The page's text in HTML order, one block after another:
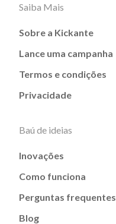
Saiba Mais
Sobre a Kickante
Lance uma campanha
Termos e condições
Privacidade
Baú de ideias
Inovações
Como funciona
Perguntas frequentes
Blog